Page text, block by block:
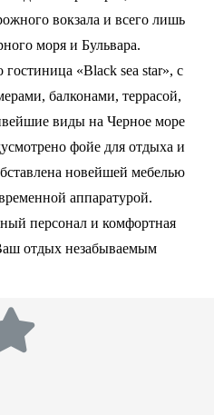
вокзала и всего лишь
моря и Бульвара.
«Black sea star», с
балконами, террасой,
виды на Черное море
фойе для отдыха и
новейшей мебелью
аппаратурой.
персонал и комфортная
отдых незабываемым